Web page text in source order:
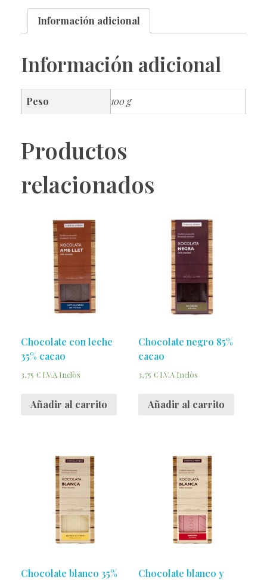
Información adicional
Información adicional
Peso 100 g
Productos
relacionados
Chocolate con leche
35% cacao
3,75 € I.V.A Inclòs
Añadir al carrito
Chocolate negro 85%
cacao
3,75 € I.V.A Inclòs
Añadir al carrito
Chocolate blanco 35%
Chocolate blanco y